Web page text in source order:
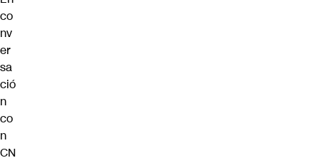
co
nv
er
sa
ció
n
co
n
CN